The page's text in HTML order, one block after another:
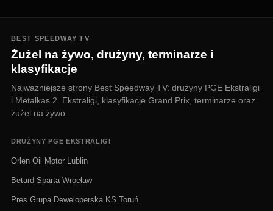
BEST SPEEDWAY TV
Żużel na żywo, drużyny, terminarze i
klasyfikacje
Najważniejsze strony Best Speedway TV: drużyny PGE Ekstraligi
i Metalkas 2. Ekstraligi, klasyfikacje Grand Prix, terminarze oraz
żużel na żywo.
DRUŻYNY PGE EKSTRALIGI
Orlen Oil Motor Lublin
Betard Sparta Wrocław
Pres Grupa Deweloperska KS Toruń